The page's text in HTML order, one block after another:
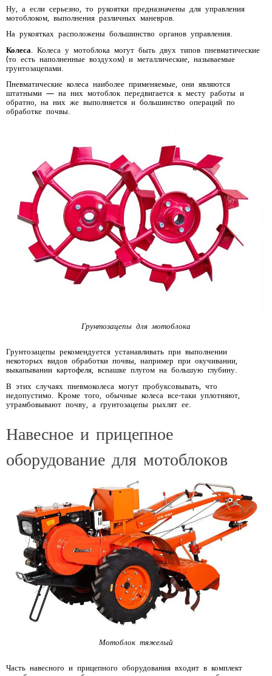
Ну, а если серьезно, то рукоятки предназначены для управления
мотоблоком, выполнения различных маневров.
На рукоятках расположены большинство органов управления.
Колеса. Колеса у мотоблока могут быть двух типов пневматические
(то есть наполненные воздухом) и металлические, называемые
грунтозацепами.
Пневматические колеса наиболее применяемые, они являются
штатными — на них мотоблок передвигается к месту работы и
обратно, на них же выполняется и большинство операций по
обработке почвы.
Грунтозацепы для мотоблока
Грунтозацепы рекомендуется устанавливать при выполнении
некоторых видов обработки почвы, например при окучивании,
выкапывании картофеля, вспашке плугом на большую глубину.
В этих случаях пневмоколеса могут пробуксовывать, что
недопустимо. Кроме того, обычные колеса все-таки уплотняют,
утрамбовывают почву, а грунтозацепы рыхлят ее.
Навесное и прицепное
оборудование для мотоблоков
Мотоблок тяжелый
Часть навесного и прицепного оборудования входит в комплект